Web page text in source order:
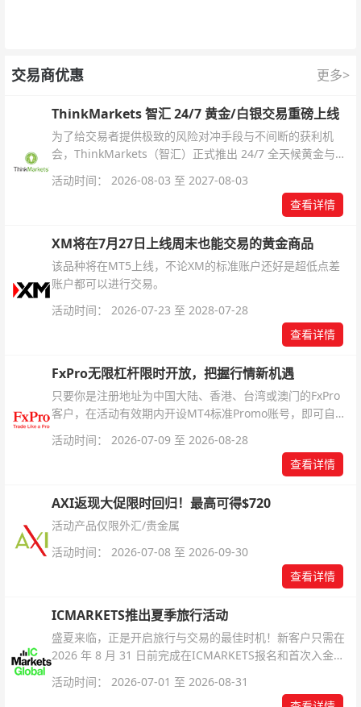
交易商优惠 更多>
ThinkMarkets 智汇 24/7 黄金/白银交易重磅上线
为了给交易者提供极致的风险对冲手段与不间断的获利机
会，ThinkMarkets（智汇）正式推出 24/7 全天候黄金与白
杆配置、支持软件及交易细则。
活动时间： 2026-08-03 至 2027-08-03
查看详情
XM将在7月27日上线周末也能交易的黄金商品
该品种将在MT5上线，不论XM的标准账户还好是超低点差
账户都可以进行交易。
活动时间： 2026-07-23 至 2028-07-28
查看详情
FxPro无限杠杆限时开放，把握行情新机遇
只要你是注册地址为中国大陆、香港、台湾或澳门的FxPro
客户，在活动有效期内开设MT4标准Promo账号，即可自动
活动时间： 2026-07-09 至 2026-08-28
查看详情
AXI返现大促限时回归！最高可得$720
活动产品仅限外汇/贵金属
活动时间： 2026-07-08 至 2026-09-30
查看详情
ICMARKETS推出夏季旅行活动
盛夏来临，正是开启旅行与交易的最佳时机！新客户只需在
2026 年 8 月 31 日前完成在ICMARKETS报名和首次入金即
活动时间： 2026-07-01 至 2026-08-31